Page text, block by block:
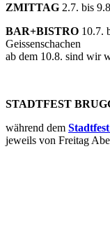
ZMITTAG 2.7. bis
BAR+BISTRO 10.7.
Geissenschachen
ab dem 10.8. sind wir
STADTFEST
während dem
jeweils von Freitag